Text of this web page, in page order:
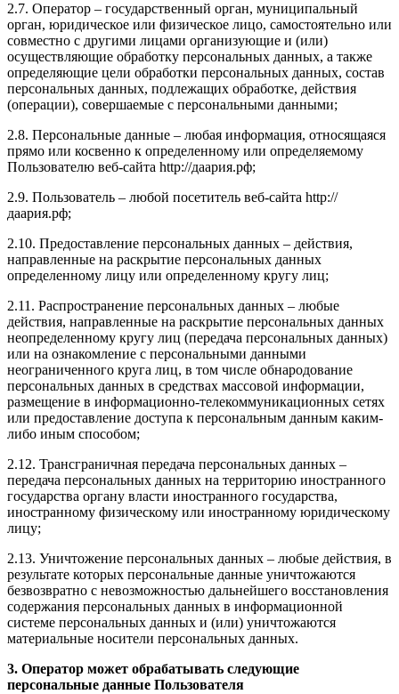
2.7. Оператор – государственный орган, муниципальный
орган, юридическое или физическое лицо, самостоятельно или
совместно с другими лицами организующие и (или)
осуществляющие обработку персональных данных, а также
определяющие цели обработки персональных данных, состав
персональных данных, подлежащих обработке, действия
(операции), совершаемые с персональными данными;
2.8. Персональные данные – любая информация, относящаяся
прямо или косвенно к определенному или определяемому
Пользователю веб-сайта http://даария.рф;
2.9. Пользователь – любой посетитель веб-сайта http://
даария.рф;
2.10. Предоставление персональных данных – действия,
направленные на раскрытие персональных данных
определенному лицу или определенному кругу лиц;
2.11. Распространение персональных данных – любые
действия, направленные на раскрытие персональных данных
неопределенному кругу лиц (передача персональных данных)
или на ознакомление с персональными данными
неограниченного круга лиц, в том числе обнародование
персональных данных в средствах массовой информации,
размещение в информационно-телекоммуникационных сетях
или предоставление доступа к персональным данным каким-
либо иным способом;
2.12. Трансграничная передача персональных данных –
передача персональных данных на территорию иностранного
государства органу власти иностранного государства,
иностранному физическому или иностранному юридическому
лицу;
2.13. Уничтожение персональных данных – любые действия, в
результате которых персональные данные уничтожаются
безвозвратно с невозможностью дальнейшего восстановления
содержания персональных данных в информационной
системе персональных данных и (или) уничтожаются
материальные носители персональных данных.
3. Оператор может обрабатывать следующие
персональные данные Пользователя